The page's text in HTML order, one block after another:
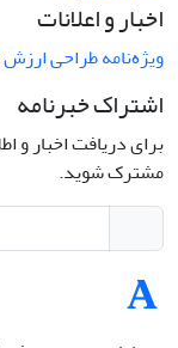
اخبار و اعلانات
ویژه‌نامه طراحی
اشتراک خبرنامه
برای دریافت اخبار و
مشترک شوید.